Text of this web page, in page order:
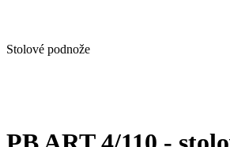
Stolové podnože